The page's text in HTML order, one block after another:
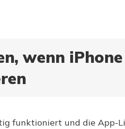
wenn
funktioniert und die App-